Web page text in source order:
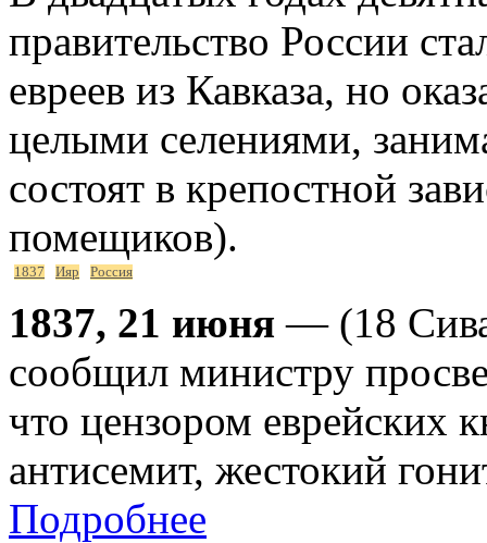
правительство России
евреев из Кавказа, но
целыми селениями,
состоят в крепостной
помещиков).
1837 Ияр Россия
1837, 21 июня — (18
сообщил министру
что цензором еврейских
антисемит, жестокий
Подробнее